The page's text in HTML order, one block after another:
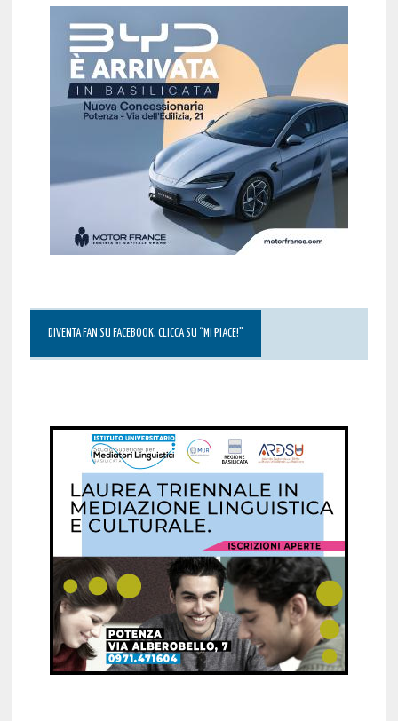
DIVENTA FAN SU FACEBOOK, CLICCA SU “MI PIACE!”